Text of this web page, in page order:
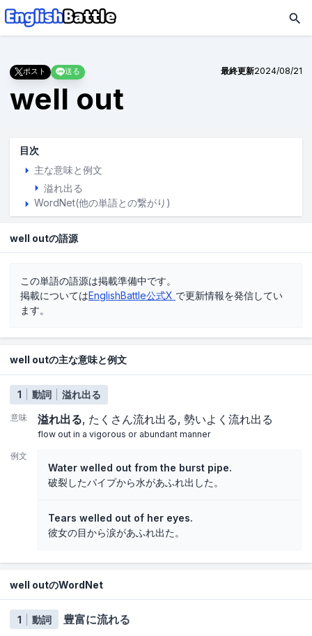
ポスト 送る 最終更新2024/08/21
well out
目次
主な意味と例文
溢れ出る
WordNet(他の単語との繋がり)
well outの語源
この単語の語源は掲載準備中です。
掲載についてはEnglishBattle公式X で更新情報を発信してい
ます。
well outの主な意味と例文
1 動詞 溢れ出る
意味 溢れ出る たくさん流れ出る 勢いよく流れ出る
flow out in a vigorous or abundant manner
例文
Water welled out from the burst pipe.
破裂したパイプから水があふれ出した。
Tears welled out of her eyes.
彼女の目から涙があふれ出た。
well outのWordNet
1 動詞 豊富に流れる